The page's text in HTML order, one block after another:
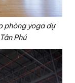
phòng yoga dự
Phú